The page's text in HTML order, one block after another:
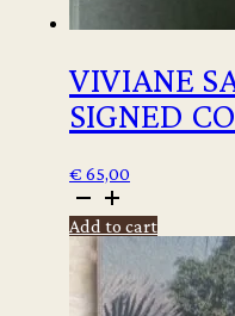
VIVIANE
SIGNED
€ 65,00
Viviane
Sassen
-
Folio
signed
copy
Add to cart